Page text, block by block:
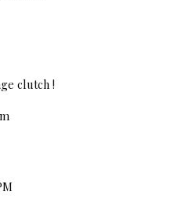
clutch !